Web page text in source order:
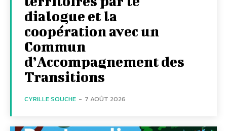
dialogue et la
coopération avec un
Commun
d’Accompagnement des
Transitions
CYRILLE SOUCHE - 7 AOÛT 2026